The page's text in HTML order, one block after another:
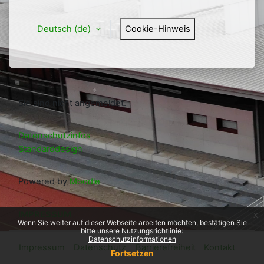
Wenn Sie weiter auf dieser Webseite arbeiten möchten, bestätigen Sie
bitte unsere Nutzungsrichtlinie:
Datenschutzinformationen
Fortsetzen
x
Deutsch ‎(de)‎ Cookie-Hinweis
Sie sind nicht angemeldet.
Datenschutzinfos
Standarddesign
Powered by Moodle
Impressum Datenschutz Barrierefreiheit Kontakt